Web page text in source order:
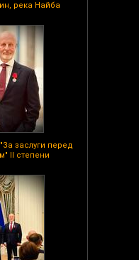
река Найба
заслуги перед
II степени